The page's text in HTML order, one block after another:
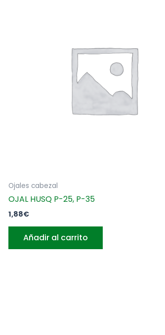
Ojales cabezal
OJAL HUSQ P-25, P-35
1,88€
Añadir al carrito